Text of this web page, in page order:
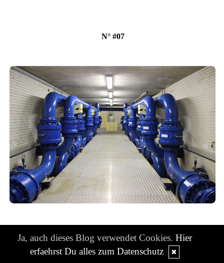
N° #07
Anlässlich eines Jubiläums (125 Jahre) der Stadtwerke Kiels,
durften wir einmal an einer Führung teilnehmen.
Ja, auch dieses Blog verwendet Cookies. Hier
erfaehrst Du alles zum Datenschutz
✖